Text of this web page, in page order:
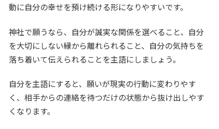
動に自分の幸せを預け続ける形になりやすいです。
神社で願うなら、自分が誠実な関係を選べること、自分
を大切にしない縁から離れられること、自分の気持ちを
落ち着いて伝えられることを主語にしましょう。
自分を主語にすると、願いが現実の行動に変わりやす
く、相手からの連絡を待つだけの状態から抜け出しやす
くなります。